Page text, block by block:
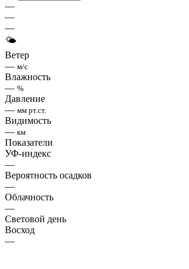
—
—
—
🌤
Ветер
— м/с
Влажность
— %
Давление
— мм рт.ст.
Видимость
— км
Показатели
УФ-индекс
—
Вероятность осадков
—
Облачность
—
Световой день
Восход
—